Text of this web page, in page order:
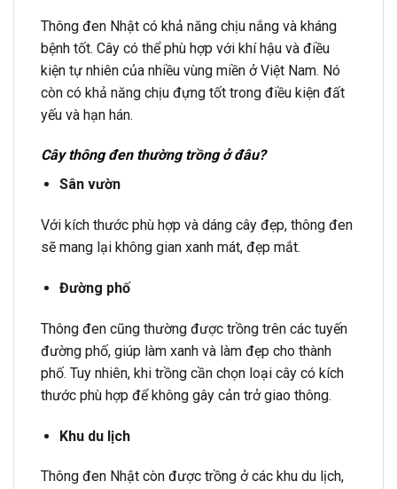
Thông đen Nhật có khả năng chịu nắng và kháng
bệnh tốt. Cây có thể phù hợp với khí hậu và điều
kiện tự nhiên của nhiều vùng miền ở Việt Nam. Nó
còn có khả năng chịu đựng tốt trong điều kiện đất
yếu và hạn hán.
Cây thông đen thường trồng ở đâu?
Sân vườn
Với kích thước phù hợp và dáng cây đẹp, thông đen
sẽ mang lại không gian xanh mát, đẹp mắt.
Đường phố
Thông đen cũng thường được trồng trên các tuyến
đường phố, giúp làm xanh và làm đẹp cho thành
phố. Tuy nhiên, khi trồng cần chọn loại cây có kích
thước phù hợp để không gây cản trở giao thông.
Khu du lịch
Thông đen Nhật còn được trồng ở các khu du lịch,